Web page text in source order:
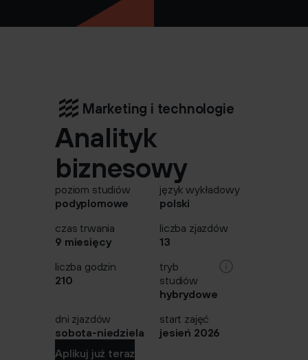
Marketing i technologie
Analityk
biznesowy
poziom studiów
podyplomowe
język wykładowy
polski
czas trwania
9 miesięcy
liczba zjazdów
13
liczba godzin
210
tryb
studiów
hybrydowe
dni zjazdów
sobota-niedziela
start zajęć
jesień 2026
Aplikuj już teraz